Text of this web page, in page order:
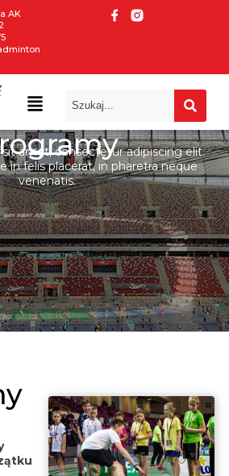
AK
amet, consectetur adipiscing elit.
in felis placerat, in pharetra neque
venenatis.